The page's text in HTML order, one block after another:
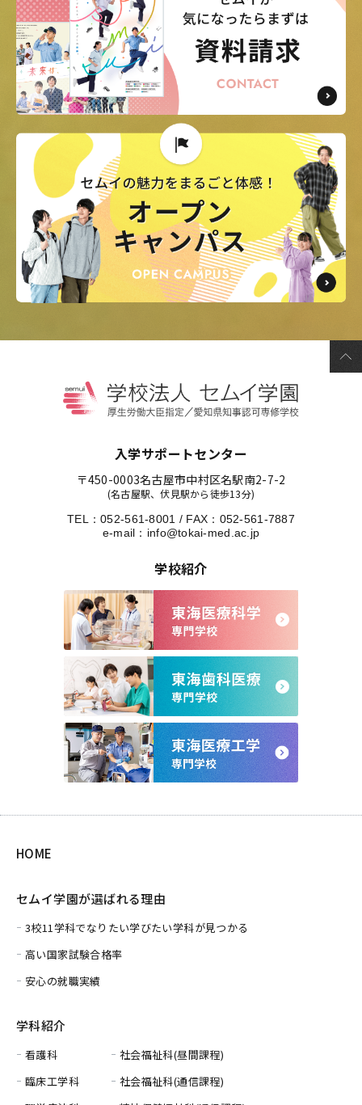
入学サポートセンター
〒450-0003名古屋市中村区名駅南2-7-2
(名古屋駅、伏見駅から徒歩13分)
TEL：052-561-8001 / FAX：052-561-7887
e-mail： info@tokai-med.ac.jp
学校紹介
HOME
セムイ学園が選ばれる理由
3校11学科でなりたい学びたい学科が見つかる
高い国家試験合格率
安心の就職実績
学科紹介
看護科
臨床工学科
社会福祉科(昼間課程)
社会福祉科(通信課程)